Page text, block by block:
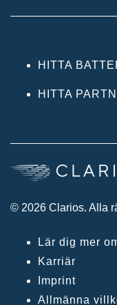
HITTA
HITTA
© 2026 Clarios. Alla
Lär dig mer
Karriär
Imprint
Allmänna